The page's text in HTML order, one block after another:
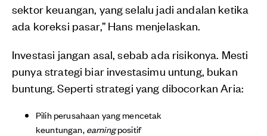
sektor keuangan, yang selalu jadi andalan ketika
ada koreksi pasar,” Hans menjelaskan.
Investasi jangan asal, sebab ada risikonya. Mesti
punya strategi biar investasimu untung, bukan
buntung. Seperti strategi yang dibocorkan Aria:
Pilih perusahaan yang mencetak
keuntungan,earningpositif